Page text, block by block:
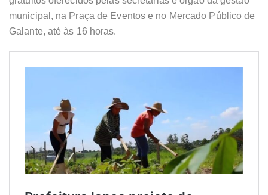
municipal, na Praça de Eventos e no Mercado Público de
Galante, até às 16 horas.